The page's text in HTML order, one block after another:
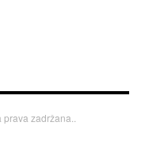
zadržana..